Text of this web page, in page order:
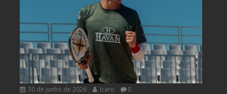
30 de junho de 2026 Icaro 0